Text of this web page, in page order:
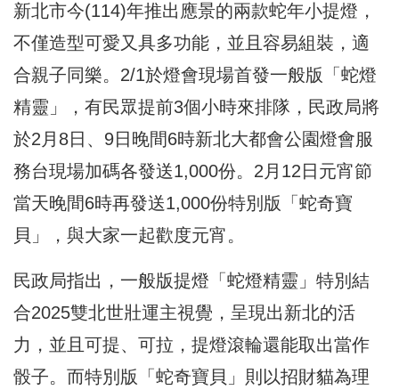
新北市今(114)年推出應景的兩款蛇年小提燈，
不僅造型可愛又具多功能，並且容易組裝，適
合親子同樂。2/1於燈會現場首發一般版「蛇燈
精靈」，有民眾提前3個小時來排隊，民政局將
於2月8日、9日晚間6時新北大都會公園燈會服
務台現場加碼各發送1,000份。2月12日元宵節
當天晚間6時再發送1,000份特別版「蛇奇寶
貝」，與大家一起歡度元宵。
民政局指出，一般版提燈「蛇燈精靈」特別結
合2025雙北世壯運主視覺，呈現出新北的活
力，並且可提、可拉，提燈滾輪還能取出當作
骰子。而特別版「蛇奇寶貝」則以招財貓為理